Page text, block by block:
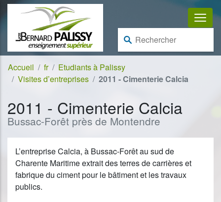
Aller au contenu
Aller à la navigation
Rechercher :
Accueil fr
Etudiants à Palissy
Visites d’entreprises
2011 - Cimenterie Calcia
2011 - Cimenterie Calcia
Bussac-Forêt près de Montendre
L’entreprise Calcia, à Bussac-Forêt au sud de
Charente Maritime extrait des terres de carrières et
fabrique du ciment pour le bâtiment et les travaux
publics.